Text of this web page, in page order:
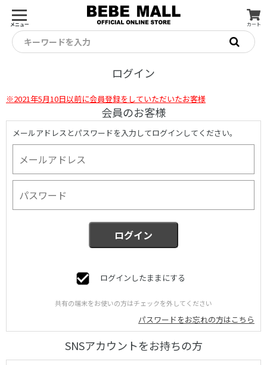
メニュー カート
キーワードを入力
ログイン
※2021年5月10日以前に会員登録をしていただいたお客様
会員のお客様
メールアドレスとパスワードを入力してログインしてください。
ログインしたままにする
共有の端末をお使いの方はチェックを外してください
パスワードをお忘れの方はこちら
SNSアカウントをお持ちの方